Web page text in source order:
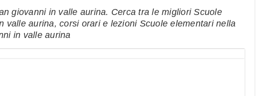
giovanni in valle aurina. Cerca tra le migliori Scuole
valle aurina, corsi orari e lezioni Scuole elementari nella
in valle aurina